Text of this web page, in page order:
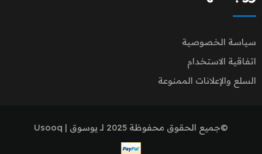
سياسة الخصوصية
اتفاقية الاستخدام
السلع والإعلانات الممنوعة
©جميع الحقوق محفوظة 2025 لـ يوسوق | Usooq